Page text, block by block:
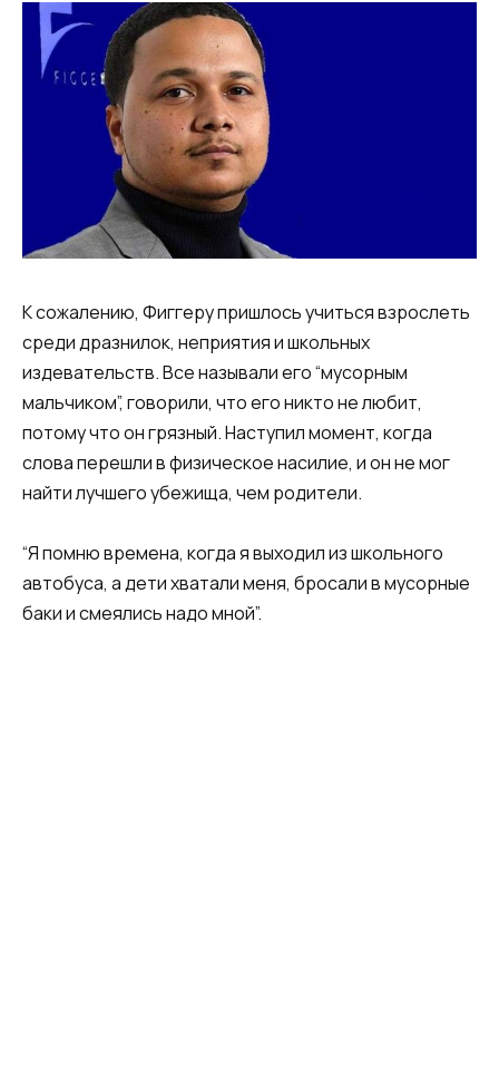
К сожалению, Фиггеру пришлось учиться взрослеть
среди дразнилок, неприятия и школьных
издевательств. Все называли его “мусорным
мальчиком”, говорили, что его никто не любит,
потому что он грязный. Наступил момент, когда
слова перешли в физическое насилие, и он не мог
найти лучшего убежища, чем родители.
“Я помню времена, когда я выходил из школьного
автобуса, а дети хватали меня, бросали в мусорные
баки и смеялись надо мной”.